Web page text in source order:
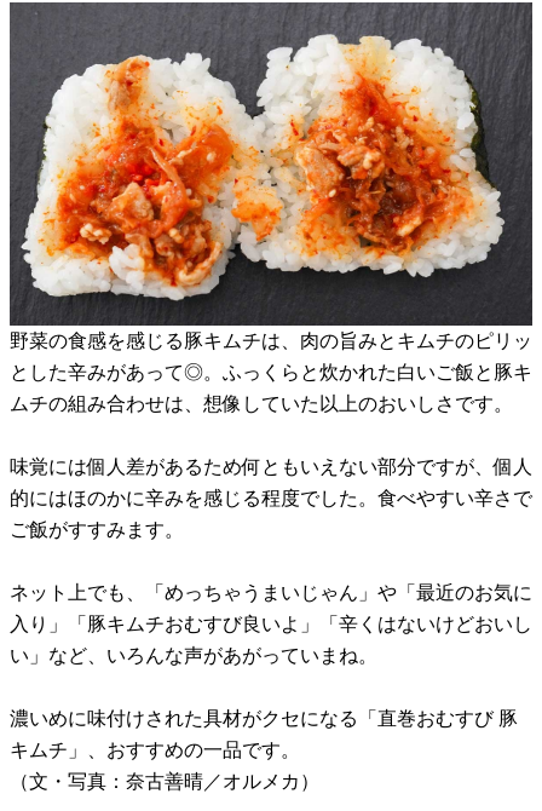
野菜の食感を感じる豚キムチは、肉の旨みとキムチのピリッ
とした辛みがあって◎。ふっくらと炊かれた白いご飯と豚キ
ムチの組み合わせは、想像していた以上のおいしさです。
味覚には個人差があるため何ともいえない部分ですが、個人
的にはほのかに辛みを感じる程度でした。食べやすい辛さで
ご飯がすすみます。
ネット上でも、「めっちゃうまいじゃん」や「最近のお気に
入り」「豚キムチおむすび良いよ」「辛くはないけどおいし
い」など、いろんな声があがっていまね。
濃いめに味付けされた具材がクセになる「直巻おむすび 豚
キムチ」、おすすめの一品です。
（文・写真：奈古善晴／オルメカ）